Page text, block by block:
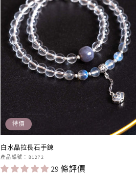
特價
白水晶拉長石手鍊
廠
商：
產品編號：B1272
29 條評價